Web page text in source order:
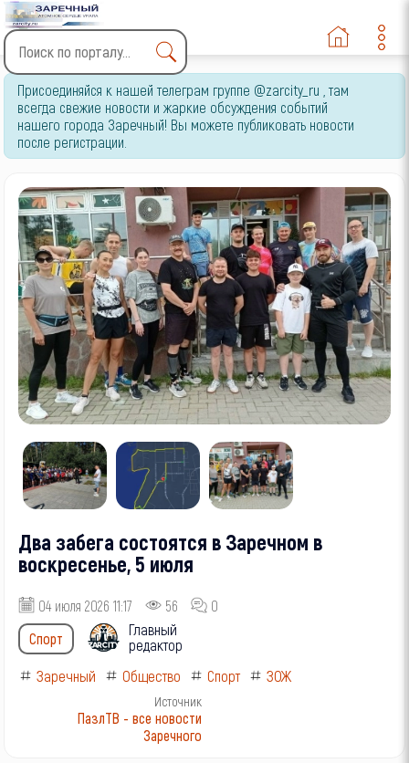
Type 2 or more characters
for results.
Присоединяйся к нашей телеграм группе @zarcity_ru , там
всегда свежие новости и жаркие обсуждения событий
нашего города Заречный! Вы можете публиковать новости
после регистрации.
Два забега состоятся в Заречном в
воскресенье, 5 июля
04 июля 2026 11:17 56
0
Спорт
Главный
редактор
Заречный
Общество Спорт ЗОЖ
Источник
ПазлТВ - все новости
Заречного